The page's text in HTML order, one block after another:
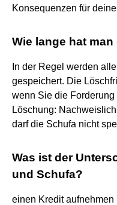
Konsequenzen für
Wie lange hat
In der Regel werden
gespeichert. Die
wenn Sie die
Löschung:
darf die Schufa nicht
Was ist der
und Schufa?
einen Kredit